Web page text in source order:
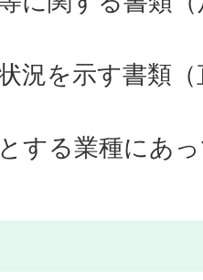
況を示す書類
する業種にあ